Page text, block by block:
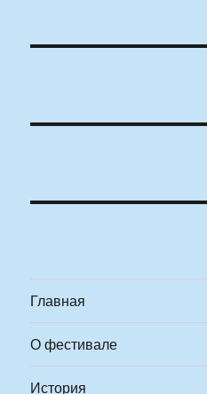
Главная
О фестивале
История